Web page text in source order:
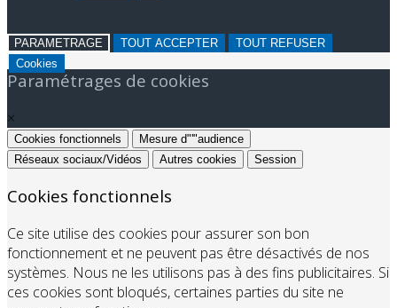
PARAMETRAGE TOUT ACCEPTER
TOUT REFUSER
Cookies
Paramétrages de cookies
×
Cookies fonctionnels
Mesure d"'"audience
Réseaux sociaux/Vidéos
Autres cookies Session
Cookies fonctionnels
Ce site utilise des cookies pour assurer son bon
fonctionnement et ne peuvent pas être désactivés de nos
systèmes. Nous ne les utilisons pas à des fins publicitaires. Si
ces cookies sont bloqués, certaines parties du site ne